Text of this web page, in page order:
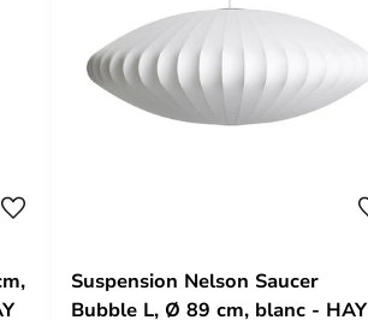
Suspension Nelson Saucer
Bubble L, Ø 89 cm, blanc - HAY